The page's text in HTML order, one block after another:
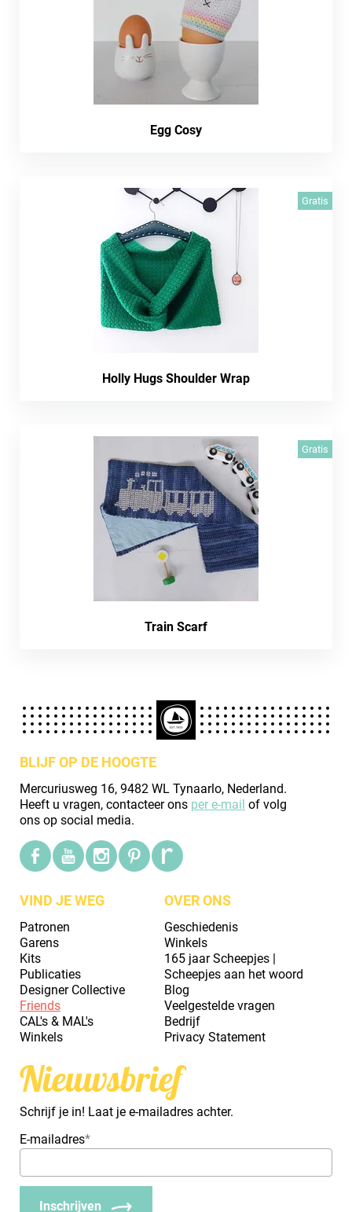
Egg Cosy
Gratis
Holly Hugs Shoulder Wrap
Gratis
Train Scarf
BLIJF OP DE HOOGTE
Mercuriusweg 16, 9482 WL Tynaarlo, Nederland.
Heeft u vragen, contacteer ons per e-mail of volg
ons op social media.
VIND JE WEG
Patronen
Garens
Kits
Publicaties
Designer Collective
Friends
CAL's & MAL's
Winkels
OVER ONS
Geschiedenis
Winkels
165 jaar Scheepjes |
Scheepjes aan het woord
Blog
Veelgestelde vragen
Bedrijf
Privacy Statement
Nieuwsbrief
Schrijf je in! Laat je e-mailadres achter.
E-mailadres*
Inschrijven